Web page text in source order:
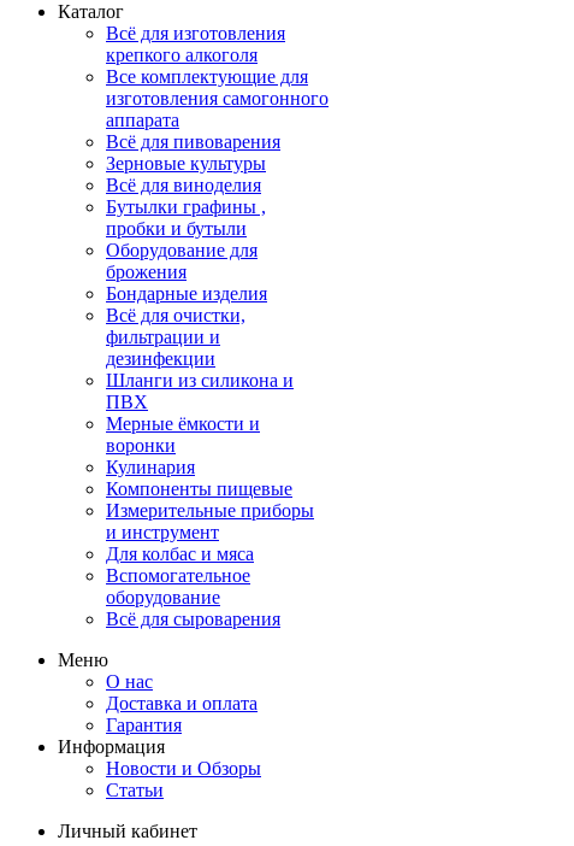
Каталог
Всё для изготовления
крепкого алкоголя
Все комплектующие для
изготовления самогонного
аппарата
Всё для пивоварения
Зерновые культуры
Всё для виноделия
Бутылки графины ,
пробки и бутыли
Оборудование для
брожения
Бондарные изделия
Всё для очистки,
фильтрации и
дезинфекции
Шланги из силикона и
ПВХ
Мерные ёмкости и
воронки
Кулинария
Компоненты пищевые
Измерительные приборы
и инструмент
Для колбас и мяса
Вспомогательное
оборудование
Всё для сыроварения
Меню
О нас
Доставка и оплата
Гарантия
Информация
Новости и Обзоры
Статьи
Личный кабинет